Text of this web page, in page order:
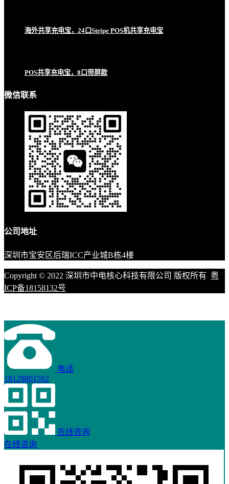
海外共享充电宝，24口Stripe POS机共享充电宝
POS共享充电宝，8口带屏款
微信联系
公司地址
深圳市宝安区后瑞ICC产业城B栋4楼
Copyright © 2022 深圳市中电核心科技有限公司 版权所有 粤
ICP备18158132号
电话
18129801592
在线咨询
在线咨询